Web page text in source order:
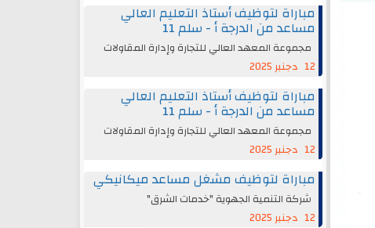
مباراة لتوظيف أستاذ التعليم العالي
مساعد من الدرجة أ - سلم 11
مجموعة المعهد العالي للتجارة وإدارة المقاولات
12 دجنبر 2025
مباراة لتوظيف أستاذ التعليم العالي
مساعد من الدرجة أ - سلم 11
مجموعة المعهد العالي للتجارة وإدارة المقاولات
12 دجنبر 2025
مباراة لتوظيف مشغل مساعد ميكانيكي
شركة التنمية الجهوية "خدمات الشرق"
12 دجنبر 2025